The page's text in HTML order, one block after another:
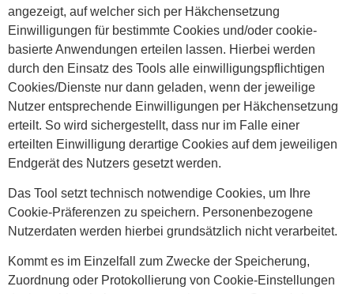
angezeigt, auf welcher sich per Häkchensetzung
Einwilligungen für bestimmte Cookies und/oder cookie-
basierte Anwendungen erteilen lassen. Hierbei werden
durch den Einsatz des Tools alle einwilligungspflichtigen
Cookies/Dienste nur dann geladen, wenn der jeweilige
Nutzer entsprechende Einwilligungen per Häkchensetzung
erteilt. So wird sichergestellt, dass nur im Falle einer
erteilten Einwilligung derartige Cookies auf dem jeweiligen
Endgerät des Nutzers gesetzt werden.
Das Tool setzt technisch notwendige Cookies, um Ihre
Cookie-Präferenzen zu speichern. Personenbezogene
Nutzerdaten werden hierbei grundsätzlich nicht verarbeitet.
Kommt es im Einzelfall zum Zwecke der Speicherung,
Zuordnung oder Protokollierung von Cookie-Einstellungen